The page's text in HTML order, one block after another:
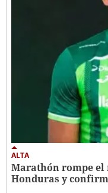
ALTA
Marathón rompe el
Honduras y